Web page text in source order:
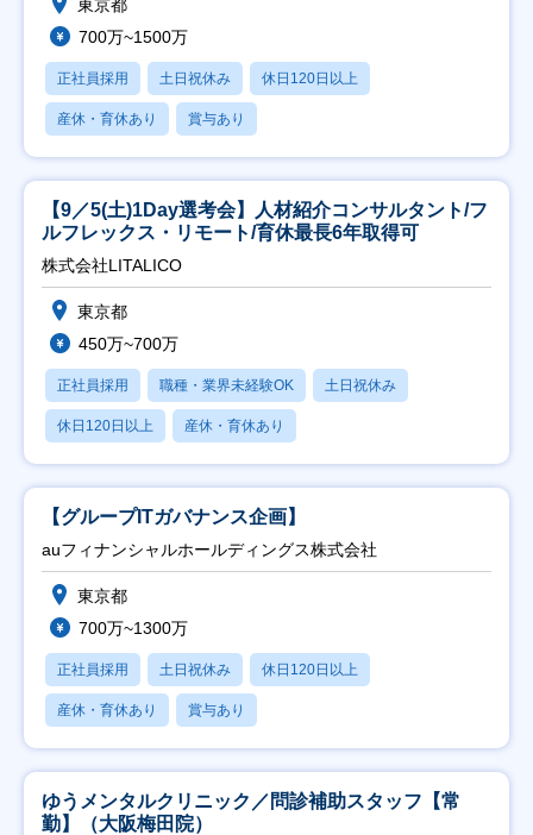
東京都
700万~1500万
正社員採用 土日祝休み 休日120日以上
産休・育休あり 賞与あり
【9／5(土)1Day選考会】人材紹介コンサルタント/フ
ルフレックス・リモート/育休最長6年取得可
株式会社LITALICO
東京都
450万~700万
正社員採用 職種・業界未経験OK 土日祝休み
休日120日以上 産休・育休あり
【グループITガバナンス企画】
auフィナンシャルホールディングス株式会社
東京都
700万~1300万
正社員採用 土日祝休み 休日120日以上
産休・育休あり 賞与あり
ゆうメンタルクリニック／問診補助スタッフ【常
勤】（大阪梅田院）